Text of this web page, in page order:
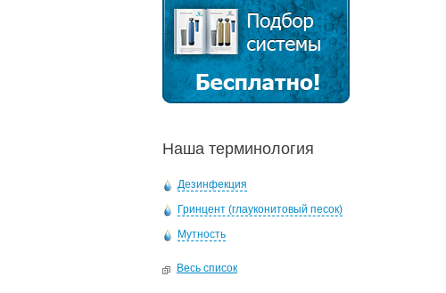
Наша терминология
Дезинфекция
Гринцент (глауконитовый песок)
Мутность
Весь список